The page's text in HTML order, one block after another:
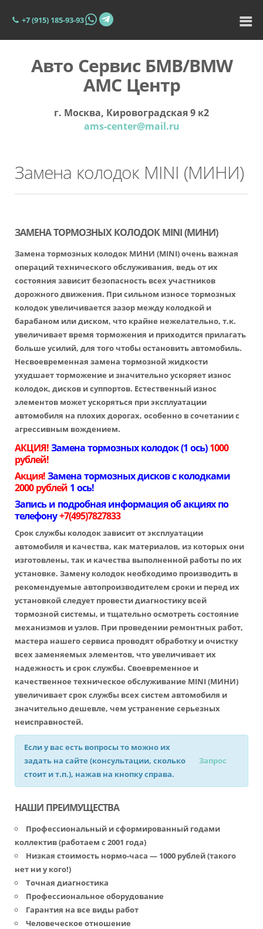
+7 (915) 185-93-93
Авто Сервис БМВ/BMW
АМС Центр
г. Москва, Кировоградская 9 к2
ams-center@mail.ru
Замена колодок MINI (МИНИ)
ЗАМЕНА ТОРМОЗНЫХ КОЛОДОК MINI (МИНИ)
Замена тормозных колодок МИНИ (MINI) очень важная
операций технического обслуживания, ведь от их
состояния зависит безопасность всех участников
дорожного движения. При сильном износе тормозных
колодок увеличивается зазор между колодкой и
барабаном или диском, что крайне нежелательно, т.к.
увеличивает время торможения и приходится прилагать
больше усилий, для того чтобы остановить автомобиль.
Несвоевременная замена тормозной жидкости
ухудшает торможение и значительно ускоряет износ
колодок, дисков и суппортов. Естественный износ
элементов может ускоряться при эксплуатации
автомобиля на плохих дорогах, особенно в сочетании с
агрессивным вождением.
АКЦИЯ!Замена тормозных колодок (1 ось)1000
рублей!
Акция!Замена тормозных дисков с колодками
2000 рублей 1 ось!
Запись и подробная информация об акциях по
телефону+7(495)7827833
Срок службы колодок зависит от эксплуатации
автомобиля и качества, как материалов, из которых они
изготовлены, так и качества выполненной работы по их
установке. Замену колодок необходимо производить в
рекомендуемые автопроизводителем сроки и перед их
установкой следует провести диагностику всей
тормозной системы, и тщательно осмотреть состояние
механизмов и узлов. При проведении ремонтных работ,
мастера нашего сервиса проводят обработку и очистку
всех заменяемых элементов, что увеличивает их
надежность и срок службы. Своевременное и
качественное техническое обслуживание MINI (МИНИ)
увеличивает срок службы всех систем автомобиля и
значительно дешевле, чем устранение серьезных
неисправностей.
Если у вас есть вопросы то можно их
задать на сайте (консультации, сколько
стоит и т.п.), нажав на кнопку справа.
Запрос
НАШИ ПРЕИМУЩЕСТВА
Профессиональный и сформированный годами
коллектив (работаем с 2001 года)
Низкая стоимость нормо-часа — 1000 рублей (такого
нет ни у кого!)
Точная диагностика
Профессиональное оборудование
Гарантия на все виды работ
Человеческое отношение